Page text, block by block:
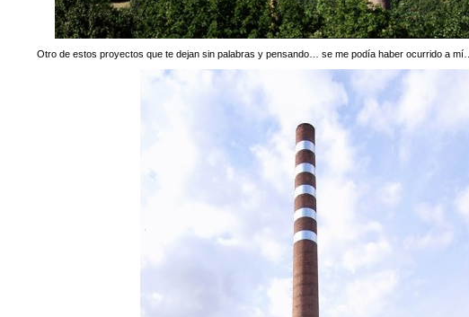
Otro de estos proyectos que te dejan sin palabras y pensando… se me podía haber ocurrido a mí…